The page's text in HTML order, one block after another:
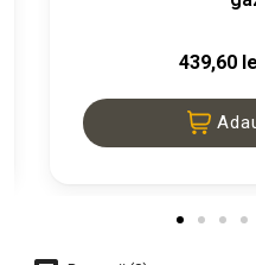
439,60